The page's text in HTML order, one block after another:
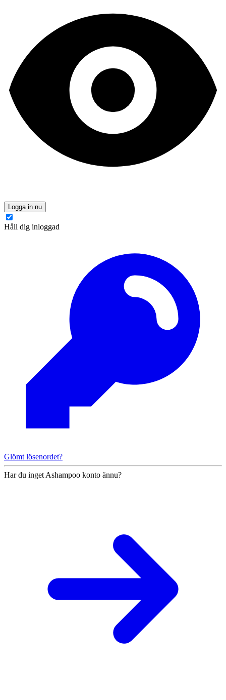
Logga in nu
Håll dig inloggad
Glömt lösenordet?
Har du inget Ashampoo konto ännu?